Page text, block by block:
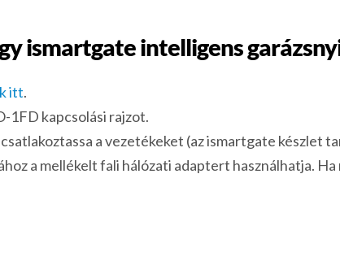
ismartgate intelligens
itt.
1FD kapcsolási rajzot.
a vezetékeket (az ismartgate készlet
a mellékelt fali hálózati adaptert használhatja.